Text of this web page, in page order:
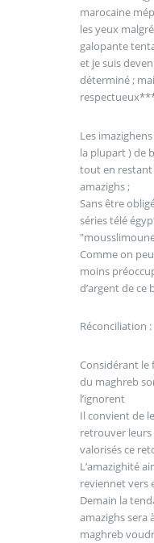
marocaine
les yeux
galopante
et je suis
déterminé ;
Les
la plupart ) de
tout en restant
amazighs ;
Sans être
séries télé
Comme on
moins
d’argent de ce
Réconciliation :
Considérant le
du maghreb
l’ignorent
Il convient de
retrouver leurs
valorisés ce
L’amazighité
reviennet vers
Demain la
amazighs sera
maghreb